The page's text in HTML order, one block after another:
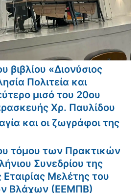
βιβλίου «Διονύσιος
Πολιτεία και
μισό του 20ου
Χρ. Παυλίδου
και οι ζωγράφοι της
τόμου των Πρακτικών
Συνεδρίου της
Εταιρίας Μελέτης του
Βλάχων (ΕΕΜΠΒ)